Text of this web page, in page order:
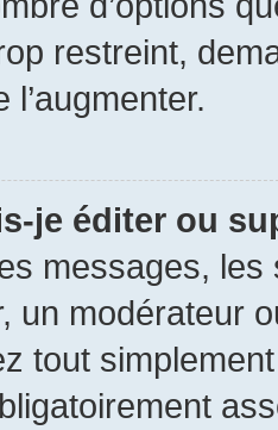
restreint,
je éditer ou
messages,
un modérateur
tout